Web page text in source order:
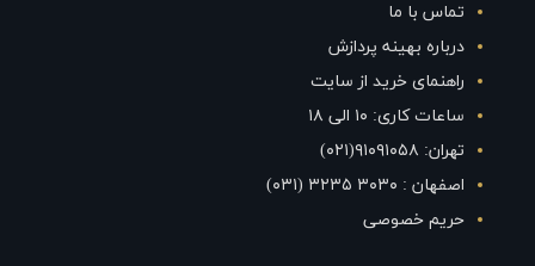
تماس با ما
درباره بهینه پردازش
راهنمای خرید از سایت
ساعات کاری: ۱۰ الی ۱۸
تهران: ۹۱۰۹۱۰۵۸(۰۲۱)
اصفهان : ۳۰۳۰ ۳۲۳۵ (۰۳۱)
حریم خصوصی